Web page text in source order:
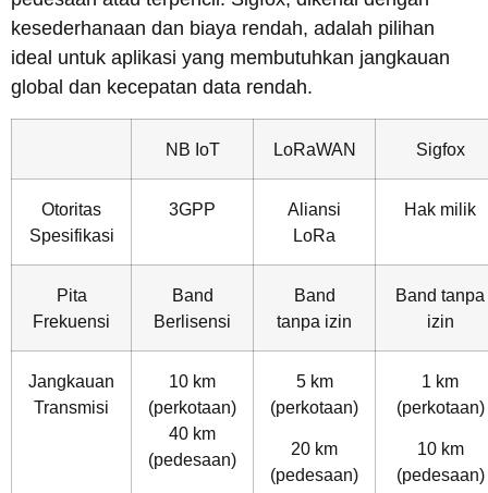
kesederhanaan dan biaya rendah, adalah pilihan
ideal untuk aplikasi yang membutuhkan jangkauan
global dan kecepatan data rendah.
NB IoT LoRaWAN Sigfox
Otoritas
Spesifikasi
3GPP
Aliansi
LoRa
Hak milik
Pita
Frekuensi
Band
Berlisensi
Band
tanpa izin
Band tanpa
izin
Jangkauan
Transmisi
10 km
(perkotaan)
40 km
(pedesaan)
5 km
(perkotaan)
20 km
(pedesaan)
1 km
(perkotaan)
10 km
(pedesaan)